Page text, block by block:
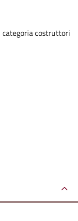
categoria costruttori